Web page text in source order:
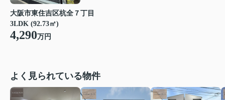
大阪市東住吉区杭全７丁目
3LDK (92.73㎡)
4,290万円
よく見られている物件